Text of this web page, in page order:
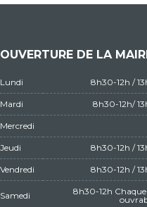
OUVERTURE DE LA
Lundi 8h30-12h /
Mardi 8h30-12h/
Mercredi
Jeudi 8h30-12h /
Vendredi 8h30-12h /
Samedi
8h30-12h Chaque